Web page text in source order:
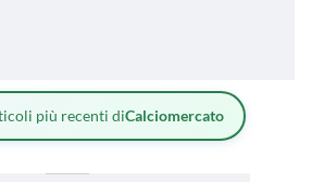
più recenti diCalciomercato